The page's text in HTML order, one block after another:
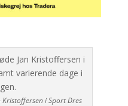
i Sport Dres